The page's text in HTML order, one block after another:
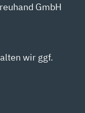
GmbH
wir ggf.